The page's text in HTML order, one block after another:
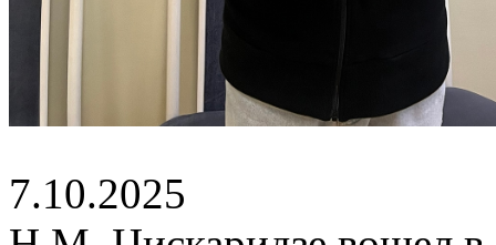
7.10.2025